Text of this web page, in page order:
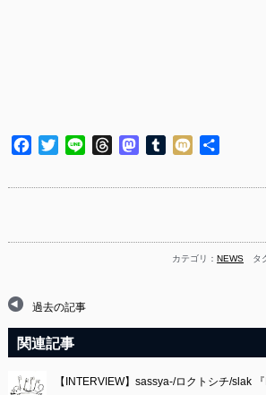
Facebook
TwitterLine ThreadsMastodon
Tumblr
Mixi
カテゴリ：NEWS タ
過去の記事
関連記事
【INTERVIEW】sassya-/ロクトシチ/slak 『